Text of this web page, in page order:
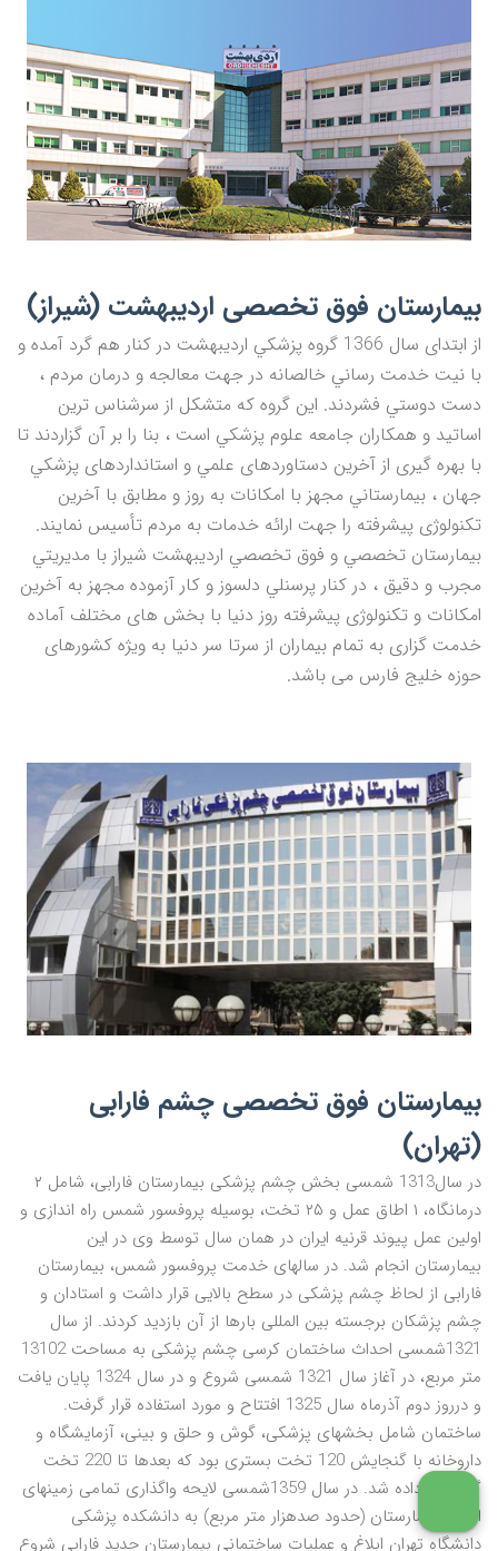
بیمارستان فوق تخصصی اردیبهشت (شیراز)
از ابتدای سال 1366 گروه پزشكي ارديبهشت در كنار هم گرد آمده و
با نيت خدمت رساني خالصانه در جهت معالجه و درمان مردم ،
دست دوستي فشردند. اين گروه كه متشكل از سرشناس ترين
اساتيد و همكاران جامعه علوم پزشكي است ، بنا را بر آن گزاردند تا
با بهره گيری از آخرين دستاوردهای علمي و استانداردهای پزشكي
جهان ، بيمارستاني مجهز با امكانات به روز و مطابق با آخرين
تكنولوژی پيشرفته را جهت ارائه خدمات به مردم تأسيس نمايند.
بيمارستان تخصصي و فوق تخصصي ارديبهشت شيراز با مديريتي
مجرب و دقيق ، در كنار پرسنلي دلسوز و كار آزموده مجهز به آخرين
امكانات و تكنولوژی پيشرفته روز دنیا با بخش های مختلف آماده
خدمت گزاری به تمام بیماران از سرتا سر دنیا به ویژه کشورهای
حوزه خلیج فارس می باشد.
بیمارستان فوق تخصصی چشم فارابی
(تهران)
در سال1313 شمسی بخش چشم پزشکی بیمارستان فارابی، شامل ۲
درمانگاه، ۱ اطاق عمل و ۲۵ تخت، بوسیله پروفسور شمس راه اندازی و
اولین عمل پیوند قرنیه ایران در همان سال توسط وی در این
بیمارستان انجام شد. در سال­های خدمت پروفسور شمس، بیمارستان
فارابی از لحاظ چشم پزشکی در سطح بالایی قرار داشت و استادان و
چشم پزشکان برجسته بین المللی بارها از آن بازدید کردند. از سال
1321شمسی احداث ساختمان کرسی چشم پزشکی به مساحت 13102
متر مربع، در آغاز سال 1321 شمسی شروع و در سال 1324 پایان یافت
و درروز دوم آذرماه سال 1325 افتتاح و مورد استفاده قرار گرفت.
ساختمان شامل بخش­های پزشکی، گوش و حلق و بینی، آزمایشگاه و
داروخانه با گنجایش 120 تخت بستری بود که بعدها تا 220 تخت
گسترش داده شد. در سال 1359شمسی لایحه واگذاری تمامی زمین­های
اطراف بیمارستان (حدود صدهزار متر مربع) به دانشکده پزشکی
دانشگاه تهران ابلاغ و عملیات ساختمانی بیمارستان جدید فارابی شروع